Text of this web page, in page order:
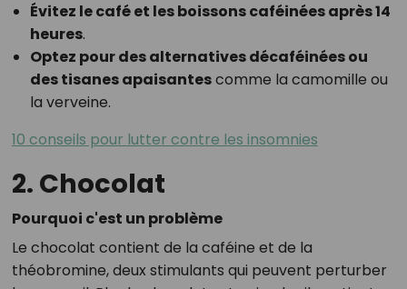
Évitez le café et les boissons caféinées après 14
heures.
Optez pour des alternatives décaféinées ou
des tisanes apaisantescomme la camomille ou
la verveine.
10 conseils pour lutter contre les insomnies
2. Chocolat
Pourquoi c'est un problème
Le chocolat contient de la caféine et de la
théobromine, deux stimulants qui peuvent perturber